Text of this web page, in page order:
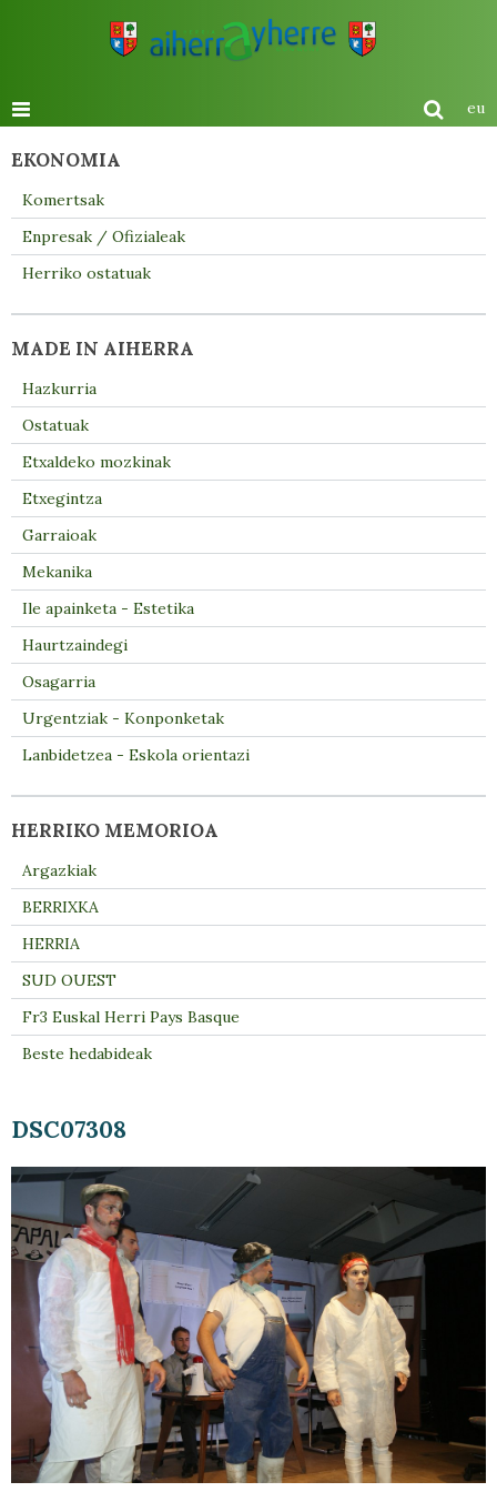
eu
DSC07308
EKONOMIA
Komertsak
Enpresak / Ofizialeak
Herriko ostatuak
MADE IN AIHERRA
Hazkurria
Ostatuak
Etxaldeko mozkinak
Etxegintza
Garraioak
Mekanika
Ile apainketa - Estetika
Haurtzaindegi
Osagarria
Urgentziak - Konponketak
Lanbidetzea - Eskola orientazi
HERRIKO MEMORIOA
Argazkiak
BERRIXKA
HERRIA
SUD OUEST
Fr3 Euskal Herri Pays Basque
Beste hedabideak